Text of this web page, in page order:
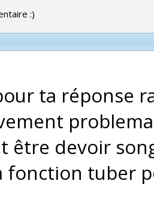
:)
ta réponse
être devoir
fonction tuber